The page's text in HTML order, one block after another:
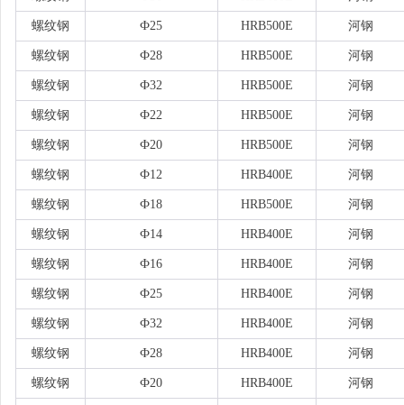
螺纹钢 Ф25 HRB500E 河钢
螺纹钢 Ф28 HRB500E 河钢
螺纹钢 Ф32 HRB500E 河钢
螺纹钢 Ф22 HRB500E 河钢
螺纹钢 Ф20 HRB500E 河钢
螺纹钢 Ф12 HRB400E 河钢
螺纹钢 Ф18 HRB500E 河钢
螺纹钢 Ф14 HRB400E 河钢
螺纹钢 Ф16 HRB400E 河钢
螺纹钢 Ф25 HRB400E 河钢
螺纹钢 Ф32 HRB400E 河钢
螺纹钢 Ф28 HRB400E 河钢
螺纹钢 Ф20 HRB400E 河钢